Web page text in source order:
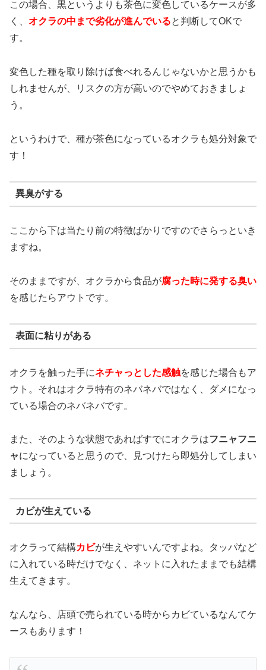
この場合、黒というよりも茶色に変色しているケースが多
く、 オクラの中まで劣化が進んでいると判断してOKで
す。
変色した種を取り除けば食べれるんじゃないかと思うかも
しれませんが、リスクの方が高いのでやめておきましょ
う。
というわけで、種が茶色になっているオクラも処分対象で
す！
異臭がする
ここから下は当たり前の特徴ばかりですのでさらっといき
ますね。
そのままですが、オクラから食品が腐った時に発する臭い
を感じたらアウトです。
表面に粘りがある
オクラを触った手にネチャっとした感触を感じた場合もア
ウト。それはオクラ特有のネバネバではなく、ダメになっ
ている場合のネバネバです。
また、そのような状態であればすでにオクラはフニャフニ
ャになっていると思うので、見つけたら即処分してしまい
ましょう。
カビが生えている
オクラって結構カビが生えやすいんですよね。タッパなど
に入れている時だけでなく、ネットに入れたままでも結構
生えてきます。
なんなら、店頭で売られている時からカビているなんてケ
ースもあります！